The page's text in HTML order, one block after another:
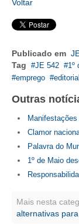
CAMPANHAS
PALAVRA DO
NOTÍCIAS
CONTEÚDO
JORNAL DO
NOTÍCIAS NO
Voltar
Publicado em
Tag
JE 542 1º
emprego
editorial
Outras
Clamor
Palavra do
1º de Maio
Mais nesta
alternativas